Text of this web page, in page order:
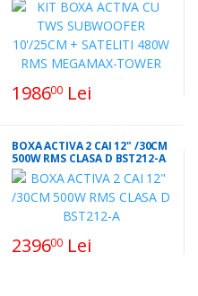
198600 Lei
BOXA ACTIVA 2 CAI 12" /30CM
500W RMS CLASA D BST212-A
239600 Lei